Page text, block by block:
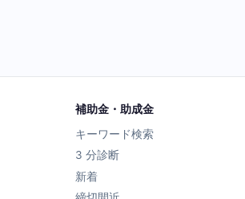
補助金・助成金
キーワード検索
3 分診断
新着